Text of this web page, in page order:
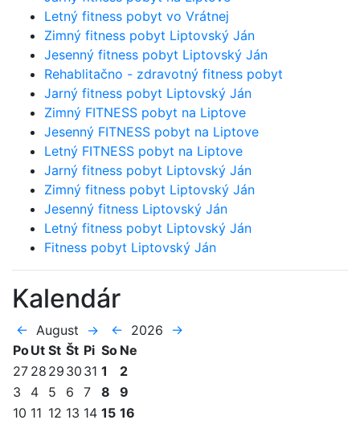
Letný fitness pobyt vo Vrátnej
Zimný fitness pobyt Liptovský Ján
Jesenný fitness pobyt Liptovský Ján
Rehablitačno - zdravotný fitness pobyt
Jarný fitness pobyt Liptovský Ján
Zimný FITNESS pobyt na Liptove
Jesenný FITNESS pobyt na Liptove
Letný FITNESS pobyt na Liptove
Jarný fitness pobyt Liptovský Ján
Zimný fitness pobyt Liptovský Ján
Jesenný fitness Liptovský Ján
Letný fitness pobyt Liptovský Ján
Fitness pobyt Liptovský Ján
Kalendár
← August → ← 2026
→
PoUt St Št Pi So Ne
27 28 29 30 31 1
2
3
4 5 6 7 8
9
10 11 12 13 14 15 16